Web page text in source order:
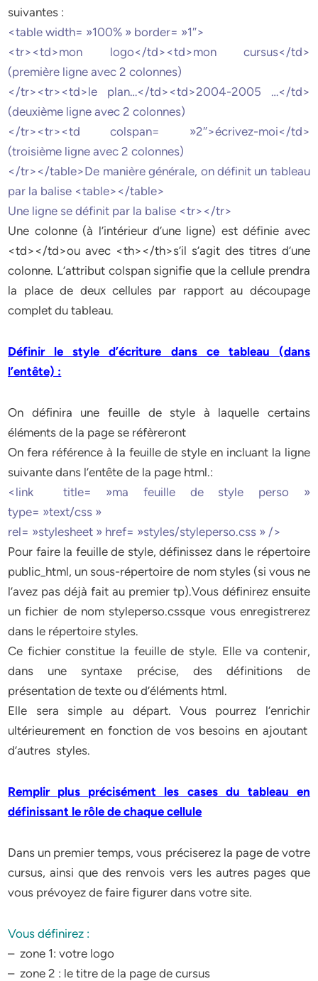
suivantes :
<table width= »100% » border= »1″>
<tr><td>mon logo</td><td>mon cursus</td>
(première ligne avec 2 colonnes)
</tr><tr><td>le plan…</td><td>2004-2005 …</td>
(deuxième ligne avec 2 colonnes)
</tr><tr><td colspan= »2″>écrivez-moi</td>
(troisième ligne avec 2 colonnes)
</tr></table>De manière générale, on définit un tableau
par la balise <table></table>
Une ligne se définit par la balise <tr></tr>
Une colonne (à l’intérieur d’une ligne) est définie avec
<td></td>ou avec <th></th>s’il s’agit des titres d’une
colonne. L’attribut colspan signifie que la cellule prendra
la place de deux cellules par rapport au découpage
complet du tableau.
Définir le style d’écriture dans ce tableau (dans
l’entête) :
On définira une feuille de style à laquelle certains
éléments de la page se réfèreront
On fera référence à la feuille de style en incluant la ligne
suivante dans l’entête de la page html.:
<link title= »ma feuille de style perso »
type= »text/css »
rel= »stylesheet » href= »styles/styleperso.css » />
Pour faire la feuille de style, définissez dans le répertoire
public_html, un sous-répertoire de nom styles (si vous ne
l’avez pas déjà fait au premier tp).Vous définirez ensuite
un fichier de nom styleperso.cssque vous enregistrerez
dans le répertoire styles.
Ce fichier constitue la feuille de style. Elle va contenir,
dans une syntaxe précise, des définitions de
présentation de texte ou d’éléments html.
Elle sera simple au départ. Vous pourrez l’enrichir
ultérieurement en fonction de vos besoins en ajoutant
d’autres styles.
Remplir plus précisément les cases du tableau en
définissant le rôle de chaque cellule
Dans un premier temps, vous préciserez la page de votre
cursus, ainsi que des renvois vers les autres pages que
vous prévoyez de faire figurer dans votre site.
Vous définirez :
– zone 1: votre logo
– zone 2 : le titre de la page de cursus